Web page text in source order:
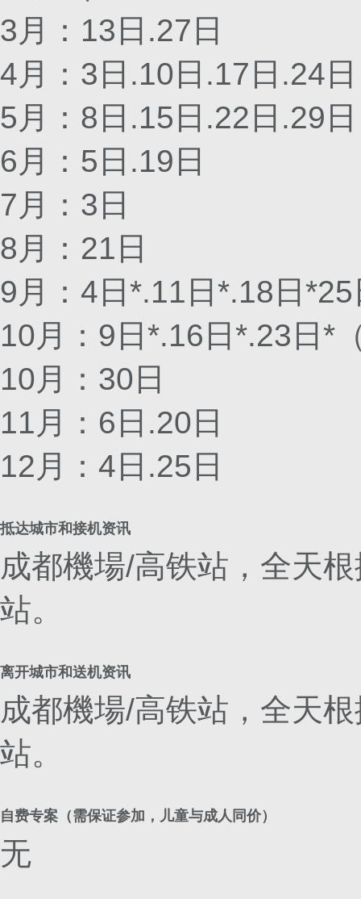
3月：13日.27日
4月：3日.10日.17日.24日
5月：8日.15日.22日.29日
6月：5日.19日
7月：3日
8月：21日
9月：4日*.11日*.18日
10月：9日*.16日*.23日*
10月：30日
11月：6日.20日
12月：4日.25日
抵达城市和接机资讯
成都機場/高铁站，全天
站。
离开城市和送机资讯
成都機場/高铁站，全天
站。
自费专案（需保证参加，儿童与成人同价）
无